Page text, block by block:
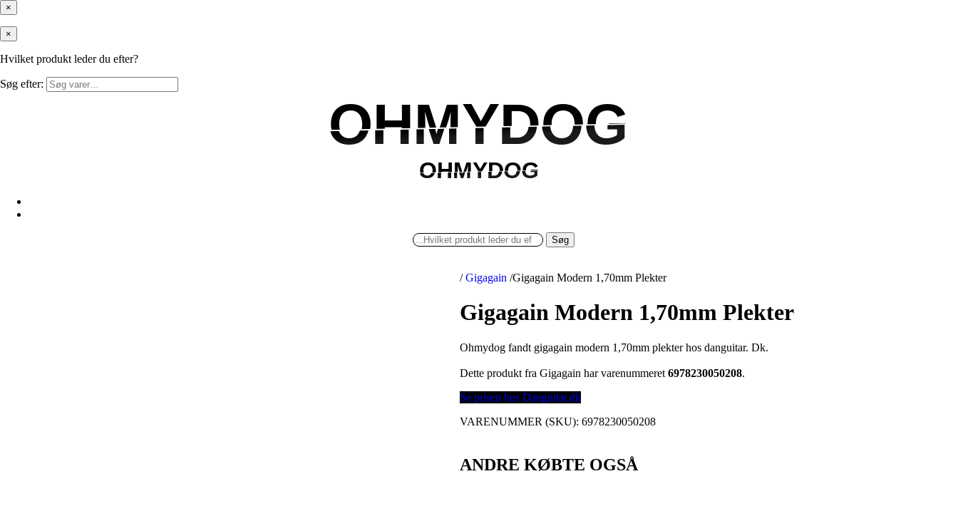
×
×
Hvilket produkt leder du efter?
Søg efter:
OHMYDOG
OHMYDOG
OHMYDOG
OHMYDOG
Søg
/ Gigagain /Gigagain Modern 1,70mm Plekter
Gigagain Modern 1,70mm Plekter
Ohmydog fandt gigagain modern 1,70mm plekter hos danguitar. Dk.
Dette produkt fra Gigagain har varenummeret6978230050208.
Se prisen hos Danguitar.dk
VARENUMMER (SKU):6978230050208
ANDRE KØBTE OGSÅ